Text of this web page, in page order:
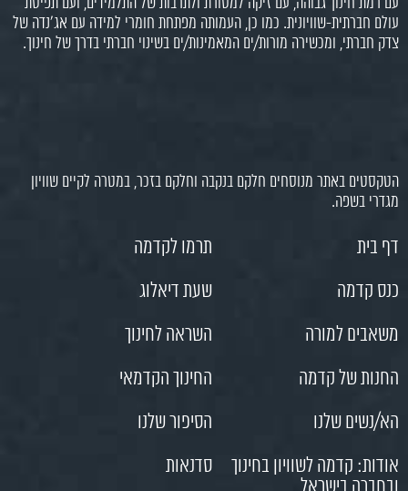
עם רמת חינוך גבוהה, עם זיקה למסורת ולתרבות של התלמידים, ועם תפיסת
עולם חברתית-שוויונית. כמו כן, העמותה מפתחת חומרי למידה עם אג'נדה של
צדק חברתי, ומכשירה מורות/ים המאמינות/ים בשינוי חברתי בדרך של חינוך.
הטקסטים באתר מנוסחים חלקם בנקבה וחלקם בזכר, במטרה לקיים שוויון
מגדרי בשפה.
דף בית
תרמו לקדמה
כנס קדמה
שעת דיאלוג
משאבים למורה
השראה לחינוך
החנות של קדמה
החינוך הקדמאי
הא/נשים שלנו
הסיפור שלנו
אודות: קדמה לשוויון בחינוך
סדנאות